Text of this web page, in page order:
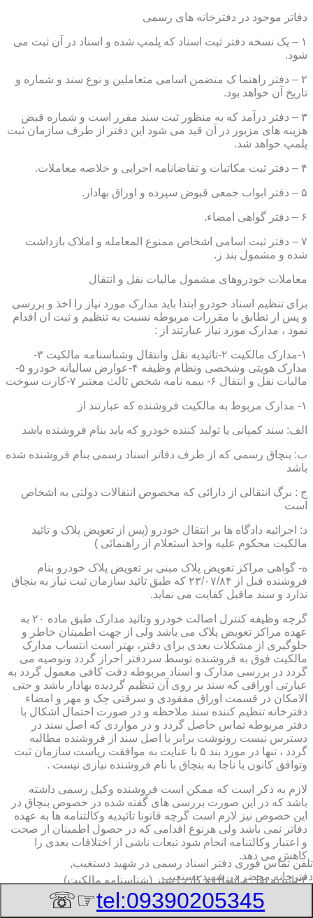
دفاتر موجود در دفترخانه های رسمی
۱ – یک نسخه دفتر ثبت اسناد که پلمپ شده و اسناد در آن ثبت می
شود.
۲ – دفتر راهنما ک متضمن اسامی متعاملین و نوع سند و شماره و
تاریخ آن خواهد بود.
۳ – دفتر درآمد که به منظور ثبت سند مقرر است و شماره قبض
هزینه های مزبور در آن قید می شود این دفتر از طرف سازمان ثبت
پلمپ خواهد شد.
۴ – دفتر ثبت مکاتبات و تقاضانامه اجرایی و خلاصه معاملات.
۵ – دفتر ابواب جمعی قبوض سپرده و اوراق بهادار.
۶ – دفتر گواهی امضاء.
۷ – دفتر ثبت اسامی اشخاص ممنوع المعامله و املاک بازداشت
شده و مشمول بند ز.
معاملات خودروهای مشمول مالیات نقل و انتقال
برای تنظیم اسناد خودرو ابتدا باید مدارک مورد نیاز را اخذ و بررسی
و پس از تطابق با مقررات مربوطه نسبت به تنظیم و ثبت ان اقدام
نمود ، مدارک مورد نیاز عبارتند از :
۱-مدارک مالکیت ۲-تائیدیه نقل وانتقال وشناسنامه مالکیت ۳-
مدارک هویتی وشخصی ونظام وظیفه ۴-عوارض سالیانه خودرو ۵-
مالیات نقل و انتقال ۶- بیمه نامه شخص ثالث معتبر ۷-کارت سوخت
۱- مدارک مربوط به مالکیت فروشنده که عبارتند از
الف: سند کمپانی یا تولید کننده خودرو که باید بنام فروشنده باشد
ب: بنچاق رسمی که از طرف دفاتر اسناد رسمی بنام فروشنده شده
باشد
ج : برگ انتقالی از دارائی که مخصوص انتقالات دولتی به اشخاص
است
د: اجرائیه دادگاه ها بر انتقال خودرو (پس از تعویض پلاک و تائید
مالکیت محکوم علیه واخذ استعلام از راهنمائی )
ه- گواهی مراکز تعویض پلاک مبنی بر تعویض پلاک خودرو بنام
فروشنده قبل از ۲۳/۰۷/۸۴ که طبق تائید سازمان ثبت نیاز به بنچاق
ندارد و سند ماقبل کفایت می نماید.
گرچه وظیفه کنترل اصالت خودرو وتائید مدارک طبق ماده ۲۰ به
عهده مراکز تعویض پلاک می باشد ولی از جهت اطمینان خاطر و
جلوگیری از مشکلات بعدی برای دفتر، بهتر است انتساب مدارک
مالکیت فوق به فروشنده توسط سردفتر احراز گردد وتوصیه می
گردد در بررسی مدارک و اسناد مربوطه دقت کافی معمول گردد به
عبارتی اوراقی که سند بر روی آن تنظیم گردیده بهادار باشد و حتی
الامکان در قسمت اوراق مفقودی و سرقتی چک و مهر و امضاء
دفترخانه تنظیم کننده سند ملاحظه و در صورت احتمال اشکال با
دفتر مربوطه تماس حاصل گردد و در مواردی که اصل سند در
دسترس نیست رونوشت برابر با اصل سند از فروشنده مطالبه
گردد ، تنها در مورد بند ۵ با عنایت به موافقت ریاست سازمان ثبت
وتوافق کانون با ناجا به بنچاق با نام فروشنده نیازی نیست .
لازم به ذکر است که ممکن است فروشنده وکیل رسمی داشته
باشد که در این صورت بررسی های گفته شده در خصوص بنچاق در
این خصوص نیز لازم است گرچه قانونا تائیدیه وکالتنامه ها به عهده
دفاتر نمی باشد ولی هرنوع اقدامی که در حصول اطمینان از صحت
و اعتبار وکالتنامه انجام شود تبعات ناشی از اختلافات بعدی را
کاهش می دهد.
۲-تائیدیه نقل و انتقال و کارت سبز (شناسنامه مالکیت)
برگ تائیدیه نقل و انتقال صادره از مراکز تعویض پلاک حاوی
تلفن تماس فوری دفتر اسناد رسمی در شهید دستغیب,
دفترخانه,محضر در شهید دستغیب
tel:09390205345
☞☏